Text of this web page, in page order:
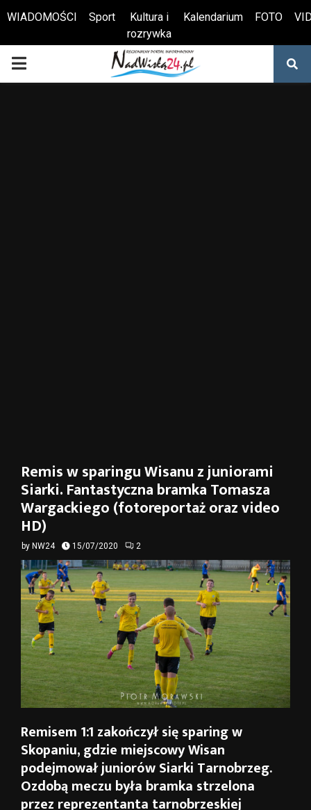
Otwórz pasek narzędzi
WIADOMOŚCI Sport
Kultura i
rozrywka
Kalendarium FOTO
PRIMARY
Remis w sparingu Wisanu z juniorami
Siarki. Fantastyczna bramka Tomasza
Wargackiego (fotoreportaż oraz video
HD)
by NW24 15/07/2020 2
Remisem 1:1 zakończył się sparing w
Skopaniu, gdzie miejscowy Wisan
podejmował juniorów Siarki Tarnobrzeg.
Ozdobą meczu była bramka strzelona
przez reprezentanta tarnobrzeskiej